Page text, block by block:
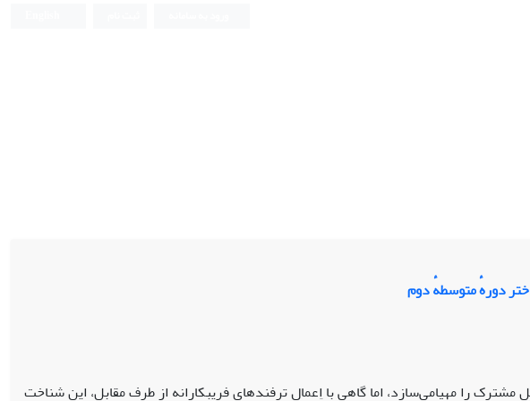
دورهٔ متوسطهٔ دوم
مشترک را مهیامی‌سازد، اما گاهی با اِعمال ترفندهای فریبکارانه از طرف مقابل، این شناخت